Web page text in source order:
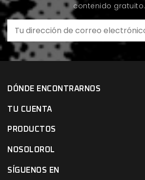
contenido gratuito.
DÓNDE ENCONTRARNOS
TU CUENTA
PRODUCTOS
NOSOLOROL
SÍGUENOS EN